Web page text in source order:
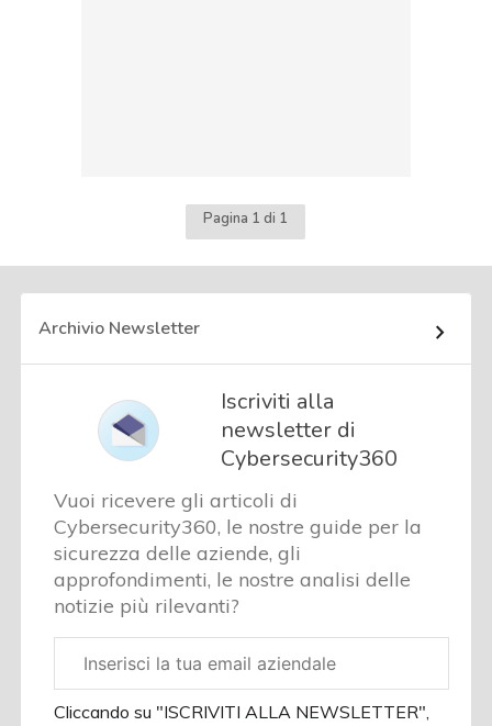
Pagina 1 di 1
Archivio Newsletter
Iscriviti alla
newsletter di
Cybersecurity360
Vuoi ricevere gli articoli di
Cybersecurity360, le nostre guide per la
sicurezza delle aziende, gli
approfondimenti, le nostre analisi delle
notizie più rilevanti?
aziendale
Cliccando su "ISCRIVITI ALLA NEWSLETTER",